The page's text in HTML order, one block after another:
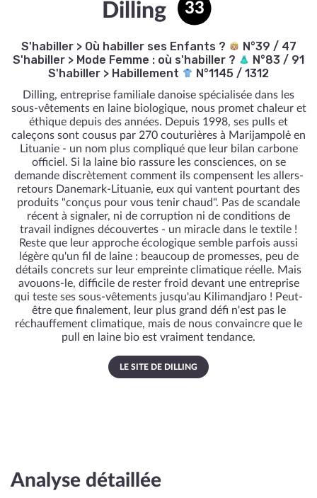
Dilling 33
S'habiller> Où habiller ses Enfants ?
N°39 / 47
S'habiller > Mode Femme : où s'habiller ?
N°83 / 91
S'habiller > Habillement N°1145 / 1312
Dilling, entreprise familiale danoise spécialisée dans les
sous-vêtements en laine biologique, nous promet chaleur et
éthique depuis des années. Depuis 1998, ses pulls et
caleçons sont cousus par 270 couturières à Marijampolė en
Lituanie - un nom plus compliqué que leur bilan carbone
officiel. Si la laine bio rassure les consciences, on se
demande discrètement comment ils compensent les allers-
retours Danemark-Lituanie, eux qui vantent pourtant des
produits "conçus pour vous tenir chaud". Pas de scandale
récent à signaler, ni de corruption ni de conditions de
travail indignes découvertes - un miracle dans le textile !
Reste que leur approche écologique semble parfois aussi
légère qu'un fil de laine : beaucoup de promesses, peu de
détails concrets sur leur empreinte climatique réelle. Mais
avouons-le, difficile de rester froid devant une entreprise
qui teste ses sous-vêtements jusqu'au Kilimandjaro ! Peut-
être que finalement, leur plus grand défi n'est pas le
réchauffement climatique, mais de nous convaincre que le
pull en laine bio est vraiment tendance.
LE SITE DE DILLING
Analyse détaillée